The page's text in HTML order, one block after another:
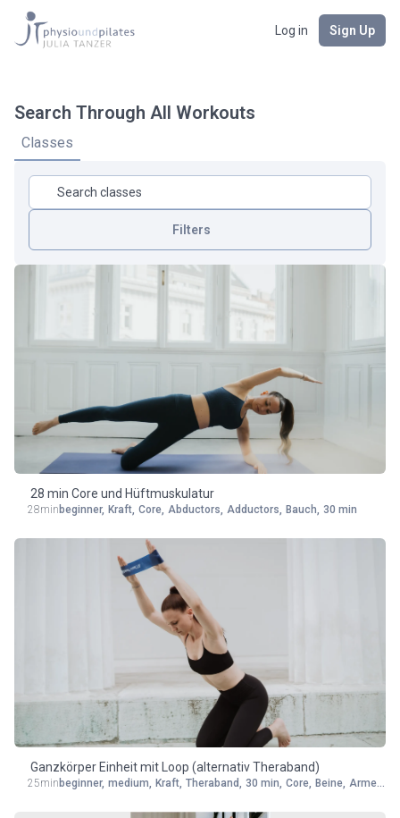
Log in Sign Up
Search Through All Workouts
Classes
Filters
Equipment
28 min Core und Hüftmuskulatur
28min beginner, Kraft, Core, Abductors, Adductors, Bauch, 30 min
Ganzkörper Einheit mit Loop (alternativ Theraband)
25min beginner, medium, Kraft, Theraband, 30 min, Core, Beine, Arme,